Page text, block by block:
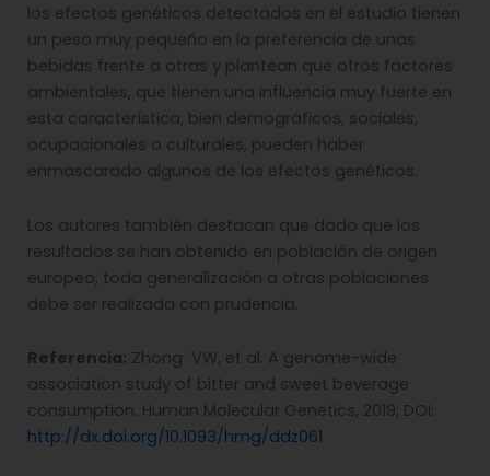
los efectos genéticos detectados en el estudio tienen
un peso muy pequeño en la preferencia de unas
bebidas frente a otras y plantean que otros factores
ambientales, que tienen una influencia muy fuerte en
esta característica, bien demográficos, sociales,
ocupacionales o culturales, pueden haber
enmascarado algunos de los efectos genéticos.
Los autores también destacan que dado que los
resultados se han obtenido en población de origen
europeo, toda generalización a otras poblaciones
debe ser realizada con prudencia.
Referencia: Zhong VW, et al. A genome-wide
association study of bitter and sweet beverage
consumption. Human Molecular Genetics, 2019; DOI:
http://dx.doi.org/10.1093/hmg/ddz061